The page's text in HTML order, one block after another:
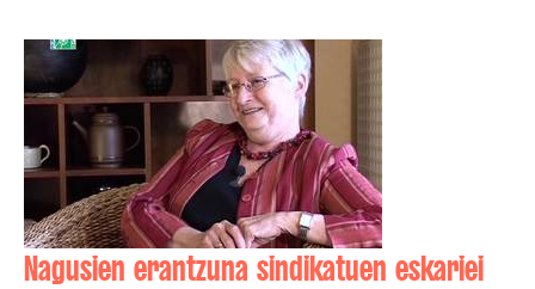
Nagusien erantzuna sindikatuen eskariei